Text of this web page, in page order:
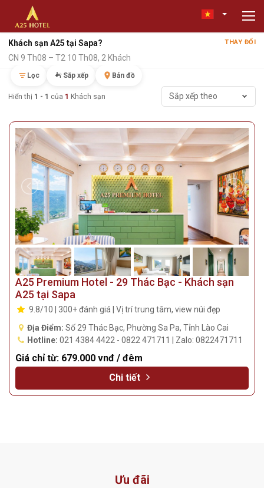
Khách sạn A25 tại Sapa? THAY ĐỔI
CN 9 Th08 – T2 10 Th08, 2 Khách
Lọc Sắp xếp Bản đồ
Hiển thị 1 - 1 của 1 Khách sạn Sắp xếp theo
A25 Premium Hotel - 29 Thác Bạc - Khách sạn
A25 tại Sapa
9.8/10 | 300+ đánh giá | Vị trí trung tâm, view núi đẹp
Địa Điểm: Số 29 Thác Bạc, Phường Sa Pa, Tỉnh Lào Cai
Hotline: 021 4384 4422 - 0822 471711 | Zalo: 0822471711
Giá chỉ từ: 679.000 vnđ / đêm
Chi tiết
Ưu đãi